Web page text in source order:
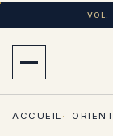
contenu
principal
VOL.
le
menu
ACCUEIL